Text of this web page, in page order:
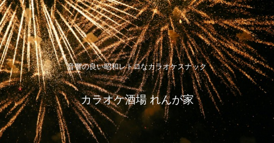
音響の良い昭和レトロなカラオケスナック
カラオケ酒場 れんが家